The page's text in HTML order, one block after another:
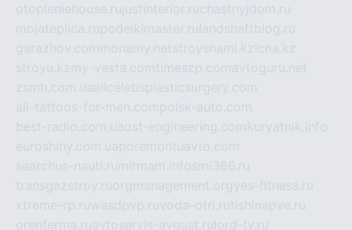
otopleniehouse.ru justinterior.ruchastnyjdom.ru
mojateplica.rupodelkimaster.ru landshaftblog.ru
garazhov.com monamy.netstroysnami.kz lcna.kz
stroyu.kz my-vesta.com timeszp.comavtoguru.net
zsmh.com.uaallcelebsplasticsurgery.com
all-tattoos-for-men.com poisk-auto.com
best-radio.com.uaost-engineering.com kuryatnik.info
euroshiny.com.ua poremontuavto.com
searchus-nauti.ru mirmam.infosmi366.ru
transgazstroy.ruorgmanagement.orgyes-fitness.ru
xtreme-rp.ruwasdpvp.ruvoda-otri.rutishinapve.ru
orenferma.ruavtoservis-avgust.ru lord-tv.ru